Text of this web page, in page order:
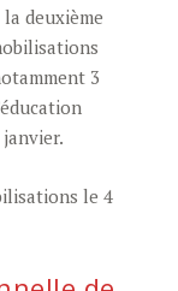
deuxième
3
le 4